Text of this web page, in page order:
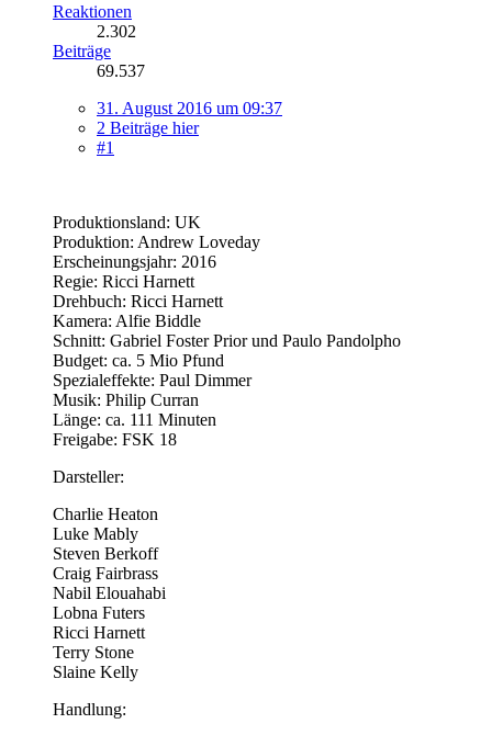
Reaktionen
2.302
Beiträge
69.537
31. August 2016 um 09:37
2 Beiträge hier
#1
Produktionsland: UK
Produktion: Andrew Loveday
Erscheinungsjahr: 2016
Regie: Ricci Harnett
Drehbuch: Ricci Harnett
Kamera: Alfie Biddle
Schnitt: Gabriel Foster Prior und Paulo Pandolpho
Budget: ca. 5 Mio Pfund
Spezialeffekte: Paul Dimmer
Musik: Philip Curran
Länge: ca. 111 Minuten
Freigabe: FSK 18
Darsteller:
Charlie Heaton
Luke Mably
Steven Berkoff
Craig Fairbrass
Nabil Elouahabi
Lobna Futers
Ricci Harnett
Terry Stone
Slaine Kelly
Handlung: